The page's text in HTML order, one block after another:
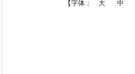
【字体：
大 中